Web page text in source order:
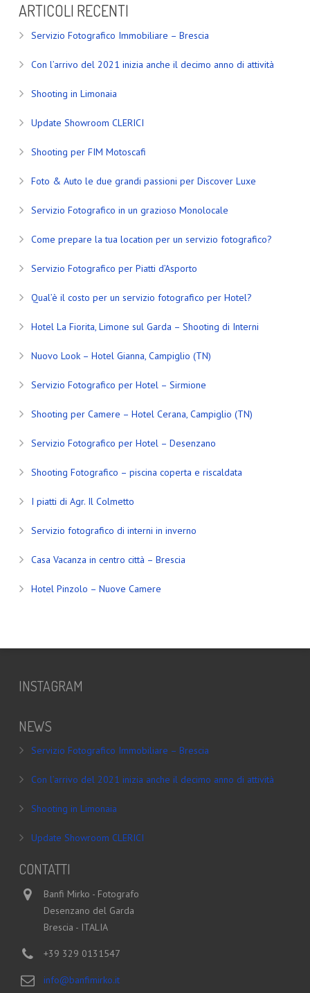
ARTICOLI RECENTI
Servizio Fotografico Immobiliare – Brescia
Con l’arrivo del 2021 inizia anche il decimo anno di attività
Shooting in Limonaia
Update Showroom CLERICI
Shooting per FIM Motoscafi
Foto & Auto le due grandi passioni per Discover Luxe
Servizio Fotografico in un grazioso Monolocale
Come prepare la tua location per un servizio fotografico?
Servizio Fotografico per Piatti d’Asporto
Qual’è il costo per un servizio fotografico per Hotel?
Hotel La Fiorita, Limone sul Garda – Shooting di Interni
Nuovo Look – Hotel Gianna, Campiglio (TN)
Servizio Fotografico per Hotel – Sirmione
Shooting per Camere – Hotel Cerana, Campiglio (TN)
Servizio Fotografico per Hotel – Desenzano
Shooting Fotografico – piscina coperta e riscaldata
I piatti di Agr. Il Colmetto
Servizio fotografico di interni in inverno
Casa Vacanza in centro città – Brescia
Hotel Pinzolo – Nuove Camere
INSTAGRAM
NEWS
Servizio Fotografico Immobiliare – Brescia
Con l’arrivo del 2021 inizia anche il decimo anno di attività
Shooting in Limonaia
Update Showroom CLERICI
CONTATTI
Banfi Mirko - Fotografo
Desenzano del Garda
Brescia - ITALIA
+39 329 0131547
info@banfimirko.it